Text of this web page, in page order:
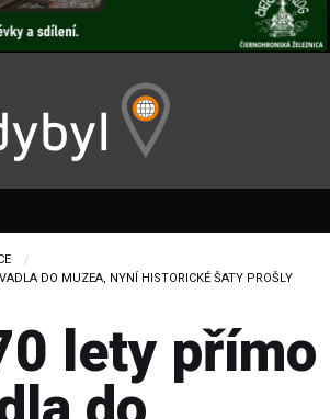
DO MUZEA, NYNÍ HISTORICKÉ ŠATY PROŠLY
lety přímo